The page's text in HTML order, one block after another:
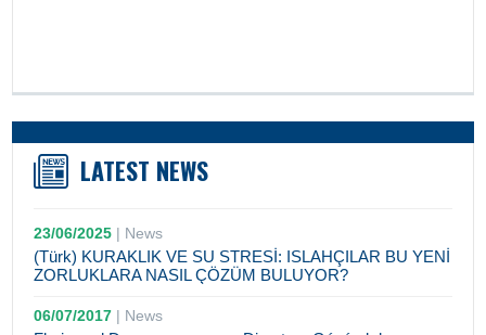
LATEST NEWS
23/06/2025 | News
(Türk) KURAKLIK VE SU STRESİ: ISLAHÇILAR BU YENİ
ZORLUKLARA NASIL ÇÖZÜM BULUYOR?
06/07/2017 | News